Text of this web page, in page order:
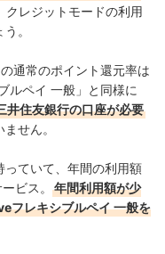
クレジットモードの利用
。
通常のポイント還元率は
ルペイ 一般」と同様に
井住友銀行の口座が必要
せん。
ていて、年間の利用額
ビス。
年間利用額が少
フレキシブルペイ 一般を